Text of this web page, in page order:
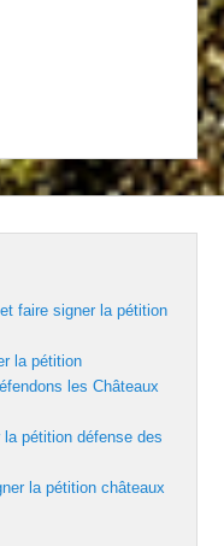
faire signer la pétition
la pétition
les Châteaux
la pétition défense des
la pétition châteaux